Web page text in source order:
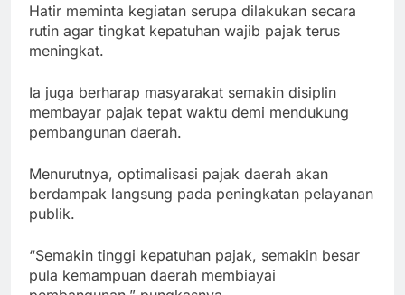
Hatir meminta kegiatan serupa dilakukan secara
rutin agar tingkat kepatuhan wajib pajak terus
meningkat.
Ia juga berharap masyarakat semakin disiplin
membayar pajak tepat waktu demi mendukung
pembangunan daerah.
Menurutnya, optimalisasi pajak daerah akan
berdampak langsung pada peningkatan pelayanan
publik.
“Semakin tinggi kepatuhan pajak, semakin besar
pula kemampuan daerah membiayai